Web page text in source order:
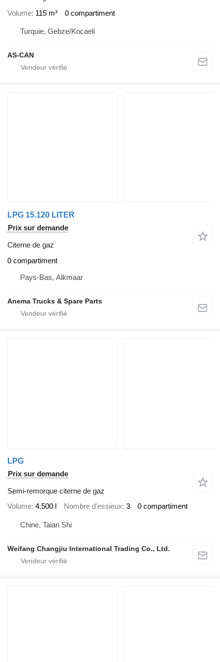
Volume 115 m³ 0 compartiment
Turquie, Gebze/Kocaeli
AS-CAN
LPG 15.120 LITER
Prix sur demande
Citerne de gaz
0 compartiment
Pays-Bas, Alkmaar
Anema Trucks & Spare Parts
LPG
Prix sur demande
Semi-remorque citerne de gaz
Volume 4.500 l Nombre d'essieux 3 0 compartiment
Chine, Taian Shi
Weifang Changjiu International Trading Co., Ltd.